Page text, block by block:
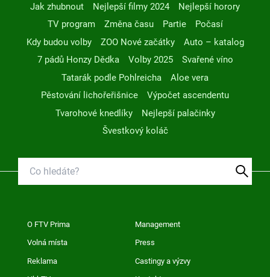
Jak zhubnout Nejlepší filmy 2024
Nejlepší horory
TV program
Změna času Partie
Počasí
Kdy budou volby
ZOO Nové začátky
Auto – katalog
7 pádů Honzy Dědka
Volby 2025
Svařené víno
Tatarák podle Pohlreicha
Aloe vera
Pěstování lichořeřišnice
Výpočet ascendentu
Tvarohové knedlíky
Nejlepší palačinky
Švestkový koláč
O FTV Prima Management
Volná místa Press
Reklama Castingy a výzvy